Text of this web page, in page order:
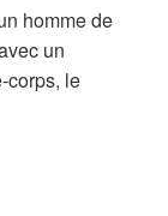
homme de
un
corps, le